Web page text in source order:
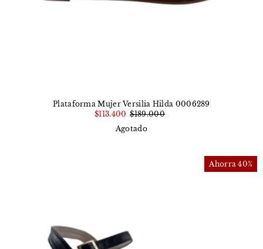
Plataforma Mujer Versilia Hilda 0006289
$113.400 $189.000
Agotado
Ahorra 40%